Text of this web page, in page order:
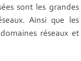
sont les grandes
Ainsi que les
réseaux et